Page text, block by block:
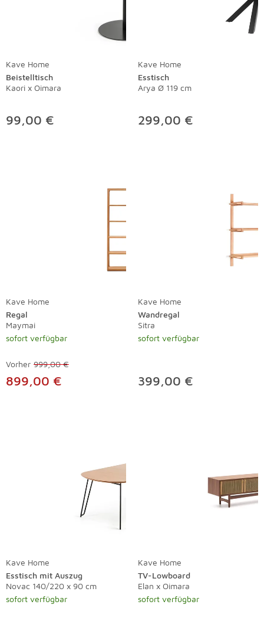
Kave Home
Beistelltisch
Kaori x Oimara
99,00 €
Kave Home
Esstisch
Arya Ø 119 cm
299,00 €
Kave Home
Regal
Maymai
sofort verfügbar
Vorher 999,00 €
899,00 €
Kave Home
Wandregal
Sitra
sofort verfügbar
399,00 €
Kave Home
Esstisch mit Auszug
Novac 140/220 x 90 cm
sofort verfügbar
Kave Home
TV-Lowboard
Elan x Oimara
sofort verfügbar